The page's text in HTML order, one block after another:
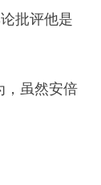
批评他是
虽然安倍